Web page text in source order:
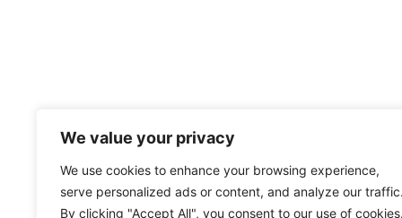
We value your privacy
We use cookies to enhance your browsing experience,
serve personalized ads or content, and analyze our
By clicking "Accept All", you consent to our use of